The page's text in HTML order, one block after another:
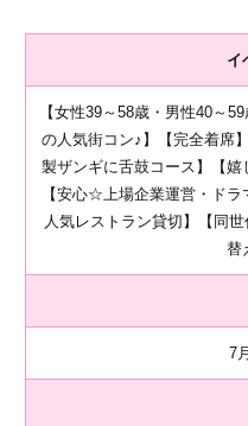
イ
【女性39～58歳・男性40～
の人気街コン♪】【完全着席
製ザンギに舌鼓コース】【
【安心☆上場企業運営・ド
人気レストラン貸切】【同
替
7